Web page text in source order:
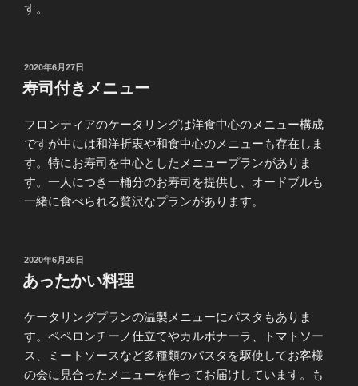
す。
投
稿
日:
2020年6月27日
寿司付きメニュー
フロンティアのケータリングは洋食中心のメニュー構成
ですが中には和洋折衷や和食中心のメニューも存在しま
す。特にお寿司を中心としたメニュープランがありま
す。一人につき一桶分のお寿司を提供し、オードブルも
一緒に食べられる贅沢なプランがあります。
投
稿
日:
2020年6月26日
あったかい料理
ケータリングプランの温製メニューにパスタもありま
す。ペペロンチーノ仕立てやカルボナーラ、トマトソー
ス、ミートソースなど多種類のパスタを駆使してお客様
の会に見合ったメニューを作ってお届けしています。も